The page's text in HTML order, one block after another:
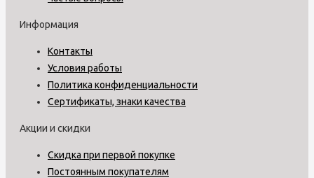
Информация
Контакты
Условия работы
Политика конфиденциальности
Сертификаты, знаки качества
Акции и скидки
Скидка при первой покупке
Постоянным покупателям